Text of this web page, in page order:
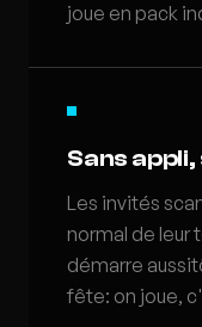
joue en pack
Sans
Les invités
normal de leur
démarre
fête: on joue,